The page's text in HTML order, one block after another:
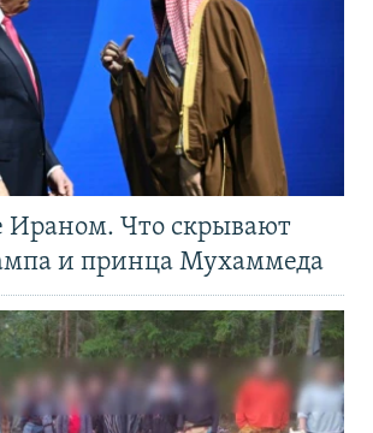
Ираном. Что скрывают
и принца Мухаммеда